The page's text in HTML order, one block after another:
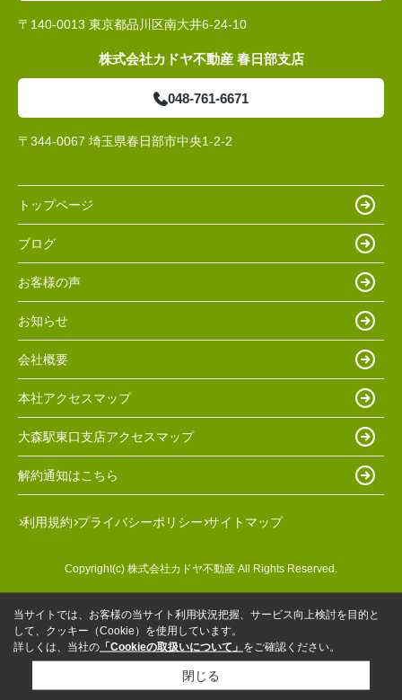
〒140-0013 東京都品川区南大井6-24-10
株式会社カドヤ不動産 春日部支店
048-761-6671
〒344-0067 埼玉県春日部市中央1-2-2
トップページ
ブログ
お客様の声
お知らせ
会社概要
本社アクセスマップ
大森駅東口支店アクセスマップ
解約通知はこちら
利用規約 プライバシーポリシー サイトマップ
Copyright(c) 株式会社カドヤ不動産 All Rights Reserved.
当サイトでは、お客様の当サイト利用状況把握、サービス向上検討を目的と
して、クッキー（Cookie）を使用しています。
詳しくは、当社の 「Cookieの取扱いについて」 をご確認ください。
閉じる